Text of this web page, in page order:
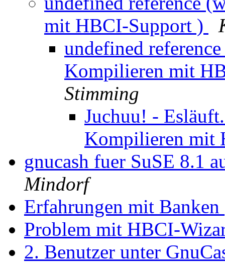
mit HBCI-Support )
undefined
Kompilieren mit
Stimming
Juchuu! -
Kompilieren mit
gnucash fuer SuSE 8.1
Mindorf
Erfahrungen mit Banken
Problem mit HBCI-
2. Benutzer unter